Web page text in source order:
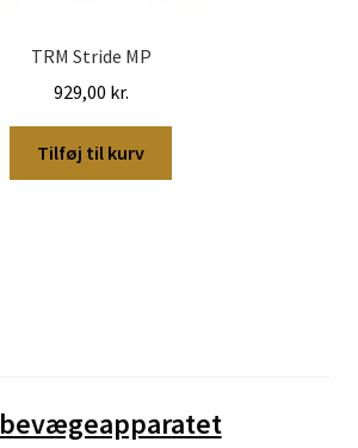
TRM Stride MP
929,00 kr.
Tilføj til kurv
bevægeapparatet